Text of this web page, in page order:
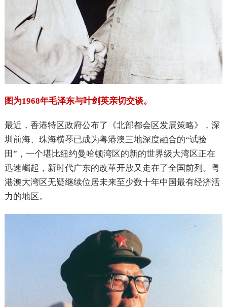
图为1968年毛泽东与叶剑英亲切交谈。
最近，香港特区政府公布了《北部都会区发展策略》，深
圳前海、珠海横琴已成为粤港澳三地深度融合的“试验
田”，一个堪比纽约曼哈顿湾区的新的世界级大湾区正在
迅速崛起，新时代广东的改革开放又走在了全国前列。粤
港澳大湾区无疑继续位居未来至少数十年中国最有经济活
力的地区。